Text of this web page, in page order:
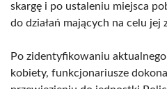
skargę i po ustaleniu miejsca
do działań mających na celu jej
Po zidentyfikowaniu
kobiety, funkcjonariusze